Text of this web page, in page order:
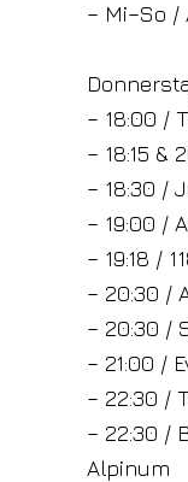
– Mi–So
– 18:00 /
– 18:15
– 18:30 /
– 19:00 /
– 19:18 /
– 20:30 /
– 20:30 /
– 21:00 /
– 22:30 /
– 22:30 /
Alpinum